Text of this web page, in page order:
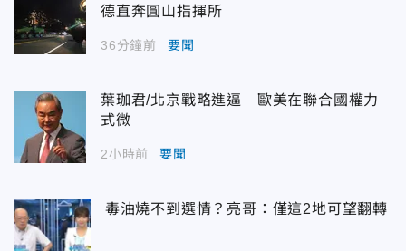
德直奔圓山指揮所
36分鐘前 要聞
葉珈君/北京戰略進逼 歐美在聯合國權力
式微
2小時前 要聞
毒油燒不到選情？亮哥：僅這2地可望翻轉